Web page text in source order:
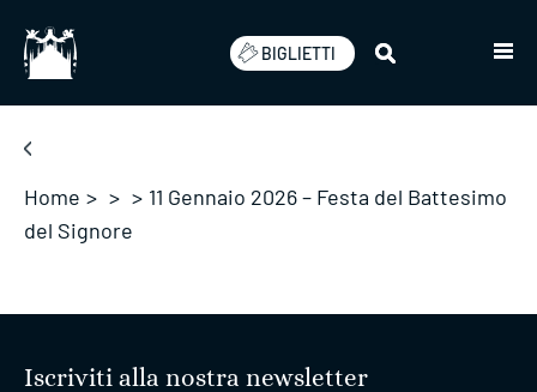
BIGLIETTI
Home > > > 11 Gennaio 2026 – Festa del Battesimo
del Signore
Iscriviti alla nostra newsletter